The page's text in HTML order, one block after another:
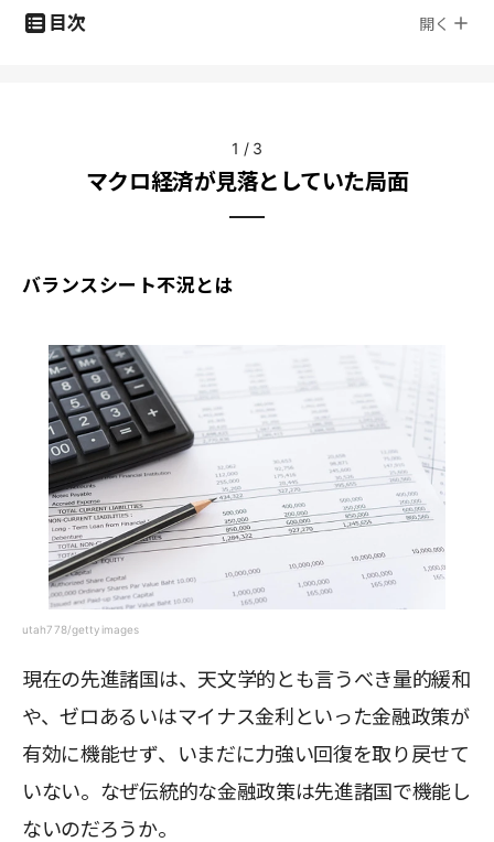
目次 開く
1 / 3
マクロ経済が見落としていた局面
バランスシート不況とは
utah778/gettyimages
現在の先進諸国は、天文学的とも言うべき量的緩和
や、ゼロあるいはマイナス金利といった金融政策が
有効に機能せず、いまだに力強い回復を取り戻せて
いない。なぜ伝統的な金融政策は先進諸国で機能し
ないのだろうか。